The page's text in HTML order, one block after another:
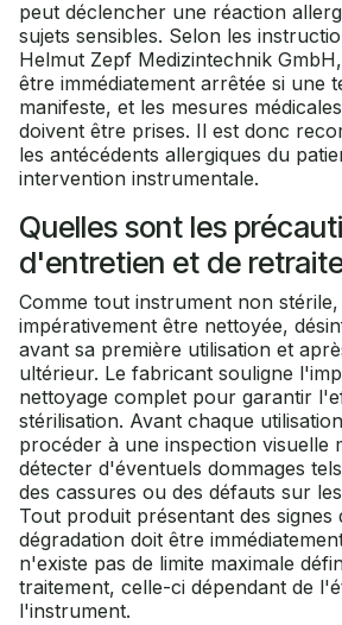
peut déclencher une réaction
sujets sensibles. Selon les
Helmut Zepf Medizintechnik
être immédiatement arrêtée si une
manifeste, et les mesures
doivent être prises. Il est donc
les antécédents allergiques du
intervention instrumentale.
Quelles sont les
d'entretien et de
Comme tout instrument non
impérativement être nettoyée,
avant sa première utilisation et
ultérieur. Le fabricant souligne
nettoyage complet pour garantir
stérilisation. Avant chaque
procéder à une inspection visuelle
détecter d'éventuels dommages
des cassures ou des défauts sur
Tout produit présentant des signes
dégradation doit être
n'existe pas de limite maximale
traitement, celle-ci dépendant de
l'instrument.